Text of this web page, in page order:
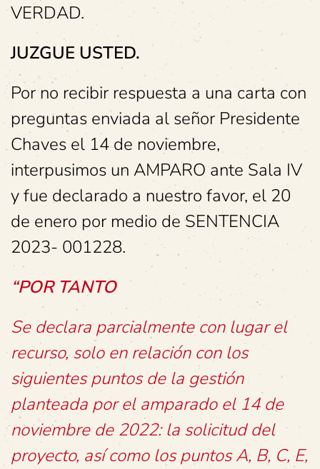
VERDAD.
JUZGUE USTED.
Por no recibir respuesta a una carta con
preguntas enviada al señor Presidente
Chaves el 14 de noviembre,
interpusimos un AMPARO ante Sala IV
y fue declarado a nuestro favor, el 20
de enero por medio de SENTENCIA
2023- 001228.
“POR TANTO
Se declara parcialmente con lugar el
recurso, solo en relación con los
siguientes puntos de la gestión
planteada por el amparado el 14 de
noviembre de 2022: la solicitud del
proyecto, así como los puntos A, B, C, E,